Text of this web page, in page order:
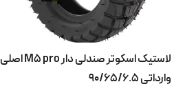
لاستیک اسکوتر صندلی دار M5 pro اصلی
وارداتی 90/65/6.5